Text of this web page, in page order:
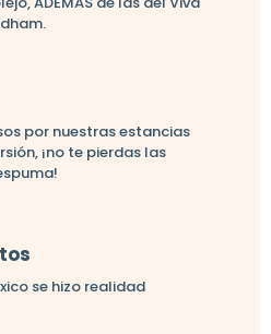
por nuestras estancias
¡no te pierdas las
se hizo realidad